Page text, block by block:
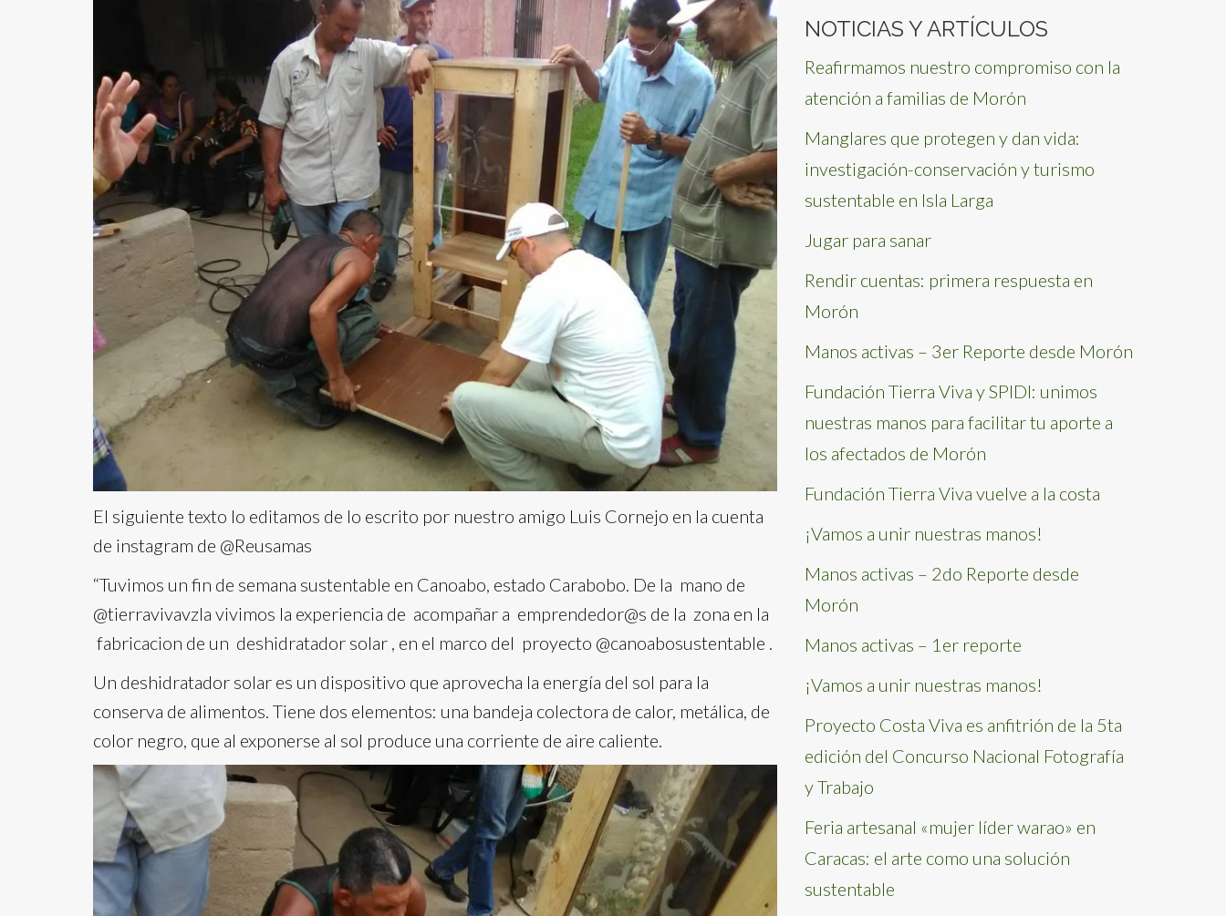
El siguiente texto lo editamos de lo escrito por nuestro amigo Luis Cornejo en la cuenta
de instagram de @Reusamas
“Tuvimos un fin de semana sustentable en Canoabo, estado Carabobo. De la mano de
@tierravivavzla vivimos la experiencia de acompañar a emprendedor@s de la zona en la
fabricacion de un deshidratador solar , en el marco del proyecto @canoabosustentable .
Un deshidratador solar es un dispositivo que aprovecha la energía del sol para la
conserva de alimentos. Tiene dos elementos: una bandeja colectora de calor, metálica, de
color negro, que al exponerse al sol produce una corriente de aire caliente.
NOTICIAS Y ARTÍCULOS
Reafirmamos nuestro compromiso con la
atención a familias de Morón
Manglares que protegen y dan vida:
investigación-conservación y turismo
sustentable en Isla Larga
Jugar para sanar
Rendir cuentas: primera respuesta en
Morón
Manos activas – 3er Reporte desde Morón
Fundación Tierra Viva y SPIDI: unimos
nuestras manos para facilitar tu aporte a
los afectados de Morón
Fundación Tierra Viva vuelve a la costa
¡Vamos a unir nuestras manos!
Manos activas – 2do Reporte desde
Morón
Manos activas – 1er reporte
¡Vamos a unir nuestras manos!
Proyecto Costa Viva es anfitrión de la 5ta
edición del Concurso Nacional Fotografía
y Trabajo
Feria artesanal «mujer líder warao» en
Caracas: el arte como una solución
sustentable